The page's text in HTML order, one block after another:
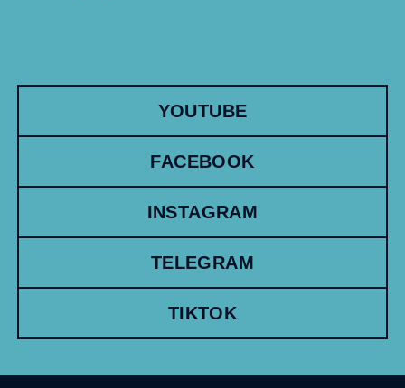
YOUTUBE
FACEBOOK
INSTAGRAM
TELEGRAM
TIKTOK